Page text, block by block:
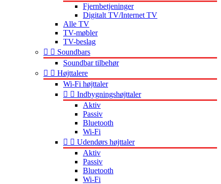
Fjernbetjeninger
Digitalt TV/Internet TV
Alle TV
TV-møbler
TV-beslag
  Soundbars
Soundbar tilbehør
  Højttalere
Wi-Fi højttaler
  Indbygningshøjttaler
Aktiv
Passiv
Bluetooth
Wi-Fi
  Udendørs højttaler
Aktiv
Passiv
Bluetooth
Wi-Fi